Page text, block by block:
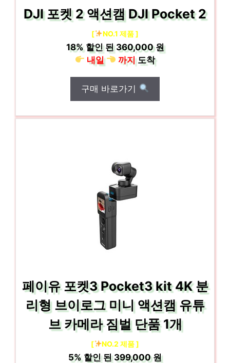
DJI 포켓 2 액션캠 DJI Pocket 2
[ NO.1 제품 ]
18%할인 된360,000 원
내일
까지도착
구매 바로가기
페이유 포켓3 Pocket3 kit 4K 분
리형 브이로그 미니 액션캠 유튜
브 카메라 짐벌 단품 1개
[ NO.2 제품 ]
5% 할인 된399,000 원